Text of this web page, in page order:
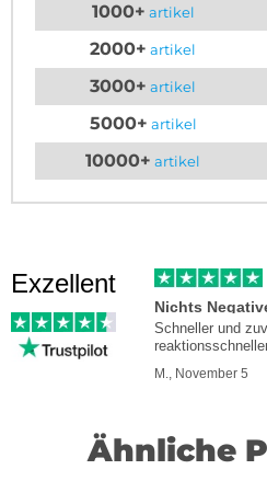
1000+ artikel
2000+ artikel
3000+ artikel
5000+ artikel
10000+ artikel
Exzellent
Nichts
Schneller und
M., November 5
Ähnliche